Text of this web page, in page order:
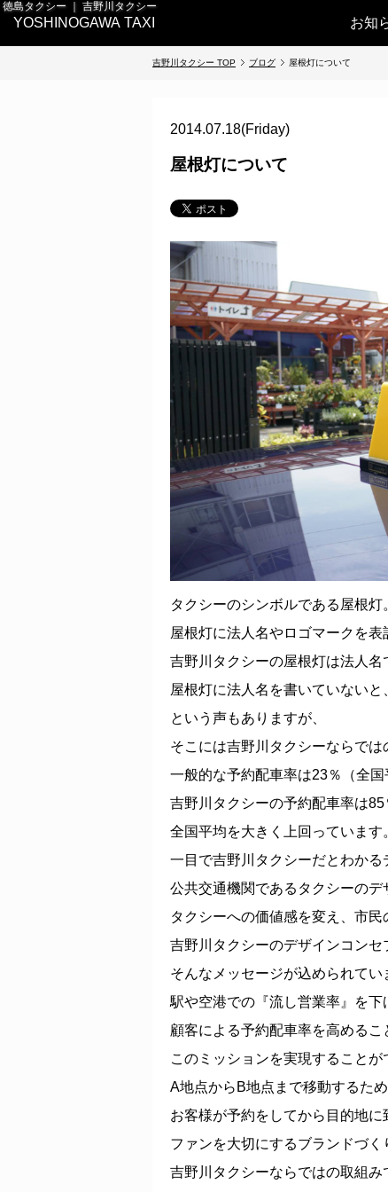
徳島タクシー ｜ 吉野川タクシー
YOSHINOGAWA TAXI お知
吉野川タクシー TOP ブログ 屋根灯について
2014.07.18(Friday)
屋根灯について
タクシーのシンボルである屋根灯
屋根灯に法人名やロゴマークを表
吉野川タクシーの屋根灯は法人名
屋根灯に法人名を書いていない
という声もありますが、
そこには吉野川タクシーならでは
一般的な予約配車率は23％（全国
吉野川タクシーの予約配車率は85
全国平均を大きく上回っています
一目で吉野川タクシーだとわかる
公共交通機関であるタクシーのデ
タクシーへの価値感を変え、市民
吉野川タクシーのデザインコンセ
そんなメッセージが込められてい
駅や空港での『流し営業率』を下
顧客による予約配車率を高めるこ
このミッションを実現することが
A地点からB地点まで移動するた
お客様が予約をしてから目的地に
ファンを大切にするブランドづく
吉野川タクシーならではの取組み